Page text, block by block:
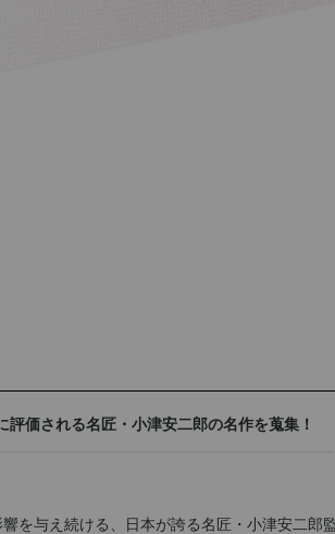
評価される名匠・小津安二郎の名作を蒐集！
を与え続ける、日本が誇る名匠・小津安二郎